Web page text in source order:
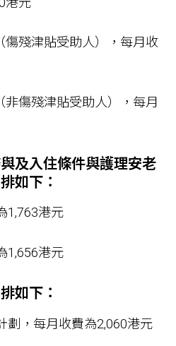
傷殘津貼受助人），每月收
非傷殘津貼受助人），每月
及入住條件與護理安老
如下：
1,763港元
1,656港元
如下：
劃，每月收費為2,060港元